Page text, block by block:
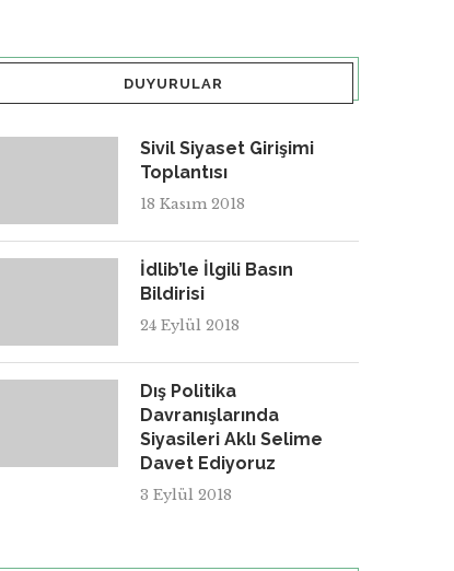
DUYURULAR
Sivil Siyaset Girişimi
Toplantısı
18 Kasım 2018
İdlib’le İlgili Basın
Bildirisi
24 Eylül 2018
Dış Politika
Davranışlarında
Siyasileri Aklı Selime
Davet Ediyoruz
3 Eylül 2018